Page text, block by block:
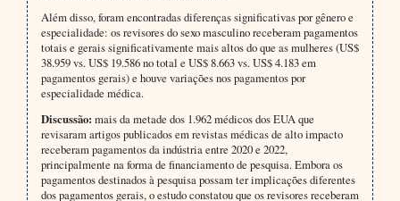
Além disso, foram encontradas diferenças significativas por gênero e
especialidade: os revisores do sexo masculino receberam pagamentos
totais e gerais significativamente mais altos do que as mulheres (US$
38.959 vs. US$ 19.586 no total e US$ 8.663 vs. US$ 4.183 em
pagamentos gerais) e houve variações nos pagamentos por
especialidade médica.
Discussão: mais da metade dos 1.962 médicos dos EUA que
revisaram artigos publicados em revistas médicas de alto impacto
receberam pagamentos da indústria entre 2020 e 2022,
principalmente na forma de financiamento de pesquisa. Embora os
pagamentos destinados à pesquisa possam ter implicações diferentes
dos pagamentos gerais, o estudo constatou que os revisores receberam